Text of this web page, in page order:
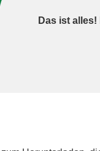
Das ist